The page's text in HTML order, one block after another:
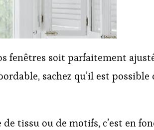
fenêtres soit parfaitement
sachez qu’il est
tissu ou de motifs, c’est en